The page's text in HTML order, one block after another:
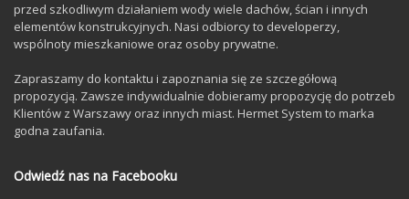
przed szkodliwym działaniem wody wiele dachów, ścian i innych
elementów konstrukcyjnych. Nasi odbiorcy to developerzy,
wspólnoty mieszkaniowe oraz osoby prywatne.
Zapraszamy do kontaktu i zapoznania się ze szczegółową
propozycją. Zawsze indywidualnie dobieramy propozycję do potrzeb
Klientów z Warszawy oraz innych miast. Hermet System to marka
godna zaufania.
Odwiedź nas na Facebooku